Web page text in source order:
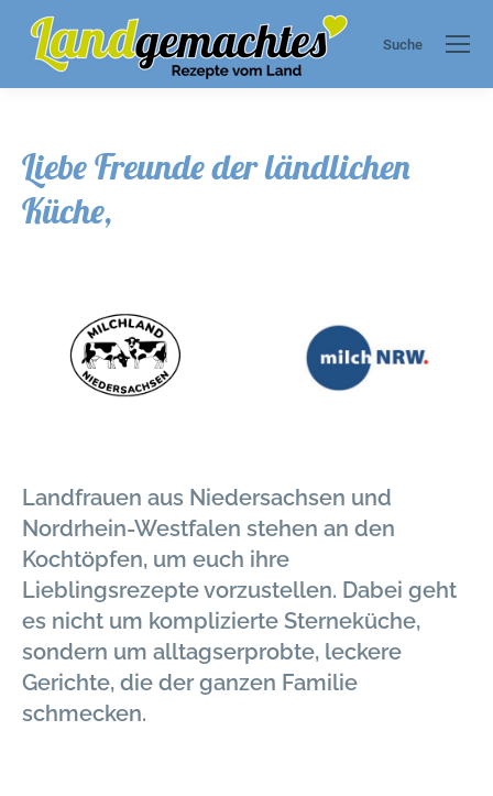
Search:
Suche
Liebe Freunde der ländlichen
Küche,
Landfrauen aus Niedersachsen und
Nordrhein-Westfalen stehen an den
Kochtöpfen, um euch ihre
Lieblingsrezepte vorzustellen. Dabei geht
es nicht um komplizierte Sterneküche,
sondern um alltagserprobte, leckere
Gerichte, die der ganzen Familie
schmecken.